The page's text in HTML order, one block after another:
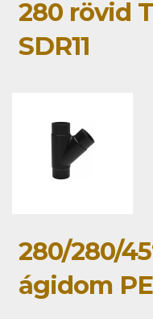
280 rövid
SDR11
280/280/
ágidom